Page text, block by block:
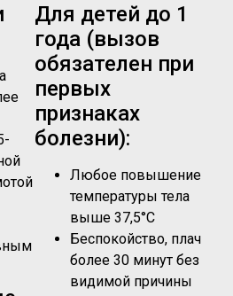
Для детей до 1
года (вызов
обязателен при
первых
признаках
болезни):
Любое повышение
температуры тела
выше 37,5°C
Беспокойство, плач
более 30 минут без
видимой причины